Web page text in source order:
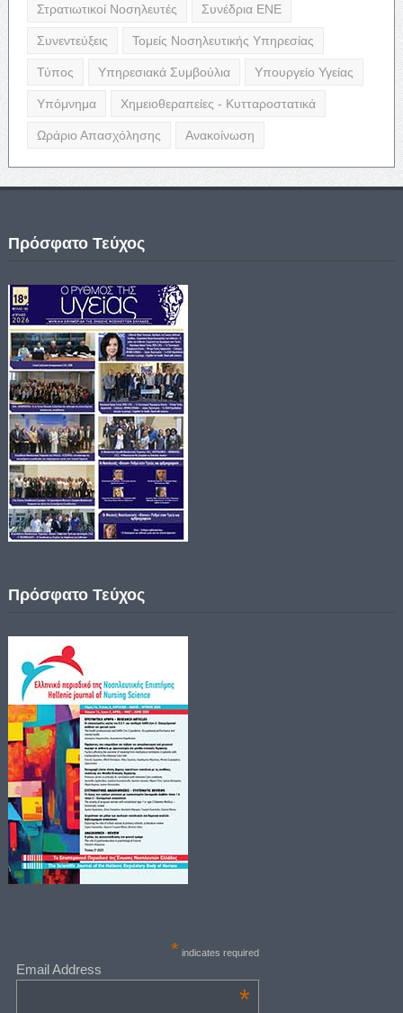
Στρατιωτικοί Νοσηλευτές Συνέδρια ΕΝΕ
Συνεντεύξεις Τομείς Νοσηλευτικής Υπηρεσίας
Τύπος Υπηρεσιακά Συμβούλια Υπουργείο Υγείας
Υπόμνημα Χημειοθεραπείες - Κυτταροστατικά
Ωράριο Απασχόλησης Ανακοίνωση
Πρόσφατο Τεύχος
Πρόσφατο Τεύχος
* indicates required
Email Address
*